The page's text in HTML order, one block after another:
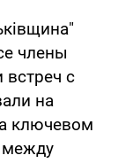
члены
с
на
ключевом
между